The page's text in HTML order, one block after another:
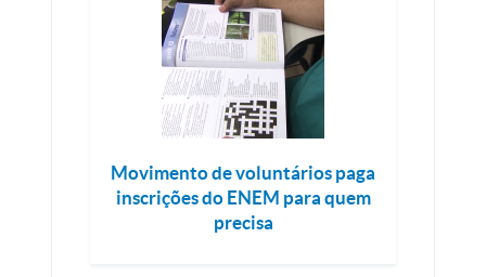
Movimento de voluntários paga
inscrições do ENEM para quem
precisa